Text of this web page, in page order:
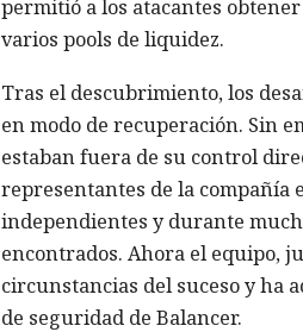
permitió a los atacantes
varios pools de liquidez.
Tras el descubrimiento, los
en modo de recuperación. Sin
estaban fuera de su control
representantes de la
independientes y durante
encontrados. Ahora el equipo,
circunstancias del suceso y ha
de seguridad de Balancer.